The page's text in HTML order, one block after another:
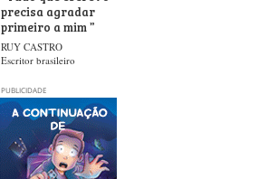
precisa agradar
primeiro a mim”
RUY CASTRO
Escritor brasileiro
PUBLICIDADE